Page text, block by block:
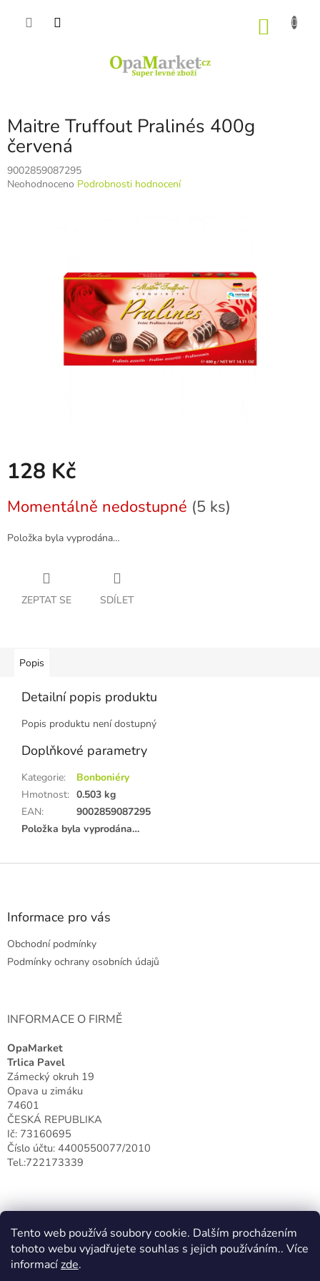
Tento web používá soubory cookie. Dalším procházením
tohoto webu vyjadřujete souhlas s jejich používáním.. Více
informacízde.
Maitre Truffout Pralinés 400g
červená
9002859087295
Průměrné
Neohodnoceno Podrobnosti hodnocení
128 Kč
cena:
Momentálně nedostupné (5 ks)
Položka byla vyprodána…
ZEPTAT SE SDÍLET
Popis
Detailní popis produktu
Popis produktu není dostupný
Doplňkové parametry
Kategorie:
Bonboniéry
Hmotnost: 0.503 kg
EAN:
9002859087295
Položka byla vyprodána…
Z
Informace pro vás
Obchodní podmínky
Podmínky ochrany osobních údajů
INFORMACE O FIRMĚ
OpaMarket
Trlica Pavel
Zámecký okruh 19
Opava u zimáku
74601
ČESKÁ REPUBLIKA
Ič: 73160695
Číslo účtu: 4400550077/2010
Tel.:722173339